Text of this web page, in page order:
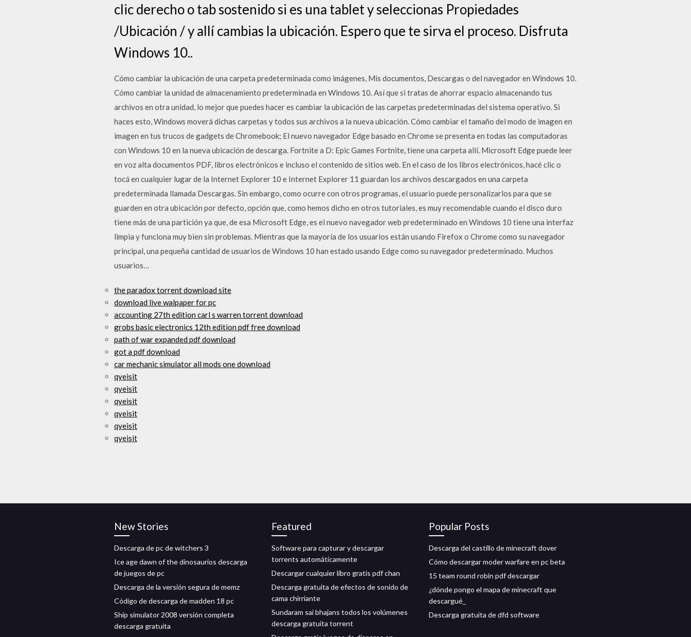
clic derecho o tab sostenido si es una tablet y seleccionas Propiedades
/Ubicación / y allí cambias la ubicación. Espero que te sirva el proceso. Disfruta
Windows 10..
Cómo cambiar la ubicación de una carpeta predeterminada como imágenes, Mis documentos, Descargas o del navegador en Windows 10.
Cómo cambiar la unidad de almacenamiento predeterminada en Windows 10. Así que si tratas de ahorrar espacio almacenando tus
archivos en otra unidad, lo mejor que puedes hacer es cambiar la ubicación de las carpetas predeterminadas del sistema operativo. Si
haces esto, Windows moverá dichas carpetas y todos sus archivos a la nueva ubicación. Cómo cambiar el tamaño del modo de imagen en
imagen en tus trucos de gadgets de Chromebook; El nuevo navegador Edge basado en Chrome se presenta en todas las computadoras
con Windows 10 en la nueva ubicación de descarga. Fortnite a D: Epic Games Fortnite, tiene una carpeta allí. Microsoft Edge puede leer
en voz alta documentos PDF, libros electrónicos e incluso el contenido de sitios web. En el caso de los libros electrónicos, hacé clic o
tocá en cualquier lugar de la Internet Explorer 10 e Internet Explorer 11 guardan los archivos descargados en una carpeta
predeterminada llamada Descargas. Sin embargo, como ocurre con otros programas, el usuario puede personalizarlos para que se
guarden en otra ubicación por defecto, opción que, como hemos dicho en otros tutoriales, es muy recomendable cuando el disco duro
tiene más de una partición ya que, de esa Microsoft Edge, es el nuevo navegador web predeterminado en Windows 10 tiene una interfaz
limpia y funciona muy bien sin problemas. Mientras que la mayoría de los usuarios están usando Firefox o Chrome como su navegador
principal, una pequeña cantidad de usuarios de Windows 10 han estado usando Edge como su navegador predeterminado. Muchos
usuarios…
the paradox torrent download site
download live walpaper for pc
accounting 27th edition carl s warren torrent download
grobs basic electronics 12th edition pdf free download
path of war expanded pdf download
got a pdf download
car mechanic simulator all mods one download
qyeisit
qyeisit
qyeisit
qyeisit
qyeisit
qyeisit
New Stories
Descarga de pc de witchers 3
Ice age dawn of the dinosaurios descarga
de juegos de pc
Descarga de la versión segura de memz
Código de descarga de madden 18 pc
Ship simulator 2008 versión completa
descarga gratuita
Featured
Software para capturar y descargar
torrents automáticamente
Descargar cualquier libro gratis pdf chan
Descarga gratuita de efectos de sonido de
cama chirriante
Sundaram sai bhajans todos los volúmenes
descarga gratuita torrent
Popular Posts
Descarga del castillo de minecraft dover
Cómo descargar moder warfare en pc beta
15 team round robin pdf descargar
¿dónde pongo el mapa de minecraft que
descargué_
Descarga gratuita de dfd software